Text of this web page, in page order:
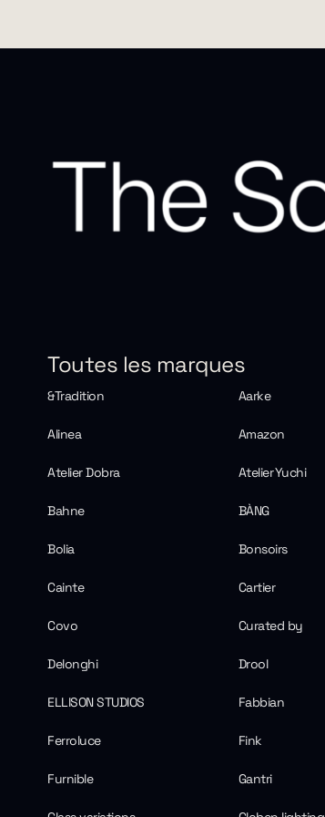
Toutes les marques
&Tradition Aarke
Alinea Amazon
Atelier Dobra Atelier Yuchi
Bahne BÀNG
Bolia Bonsoirs
Cainte Cartier
Covo Curated by
Delonghi Drool
ELLISON STUDIOS Fabbian
Ferroluce Fink
Furnible Gantri